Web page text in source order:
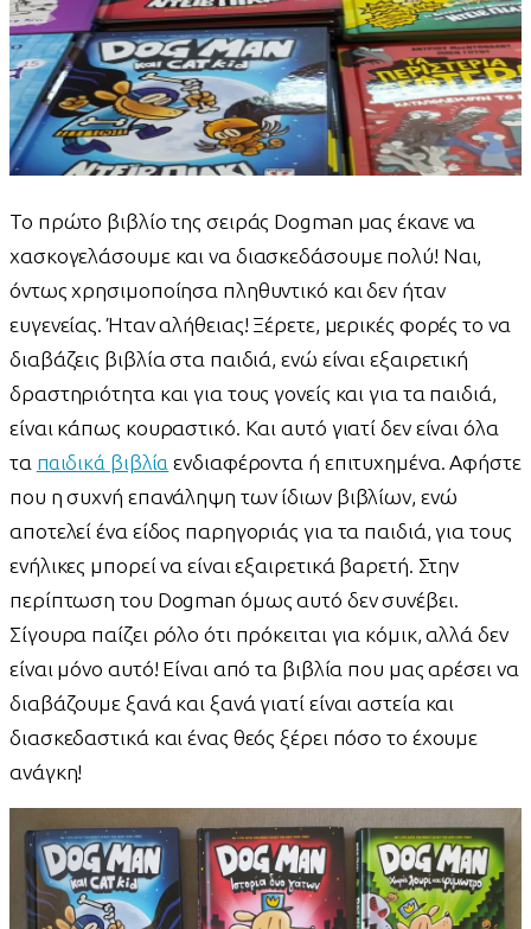
Το πρώτο βιβλίο της σειράς Dogman μας έκανε να
χασκογελάσουμε και να διασκεδάσουμε πολύ! Ναι,
όντως χρησιμοποίησα πληθυντικό και δεν ήταν
ευγενείας. Ήταν αλήθειας! Ξέρετε, μερικές φορές το να
διαβάζεις βιβλία στα παιδιά, ενώ είναι εξαιρετική
δραστηριότητα και για τους γονείς και για τα παιδιά,
είναι κάπως κουραστικό. Και αυτό γιατί δεν είναι όλα
τα παιδικά βιβλία ενδιαφέροντα ή επιτυχημένα. Αφήστε
που η συχνή επανάληψη των ίδιων βιβλίων, ενώ
αποτελεί ένα είδος παρηγοριάς για τα παιδιά, για τους
ενήλικες μπορεί να είναι εξαιρετικά βαρετή. Στην
περίπτωση του Dogman όμως αυτό δεν συνέβει.
Σίγουρα παίζει ρόλο ότι πρόκειται για κόμικ, αλλά δεν
είναι μόνο αυτό! Είναι από τα βιβλία που μας αρέσει να
διαβάζουμε ξανά και ξανά γιατί είναι αστεία και
διασκεδαστικά και ένας θεός ξέρει πόσο το έχουμε
ανάγκη!